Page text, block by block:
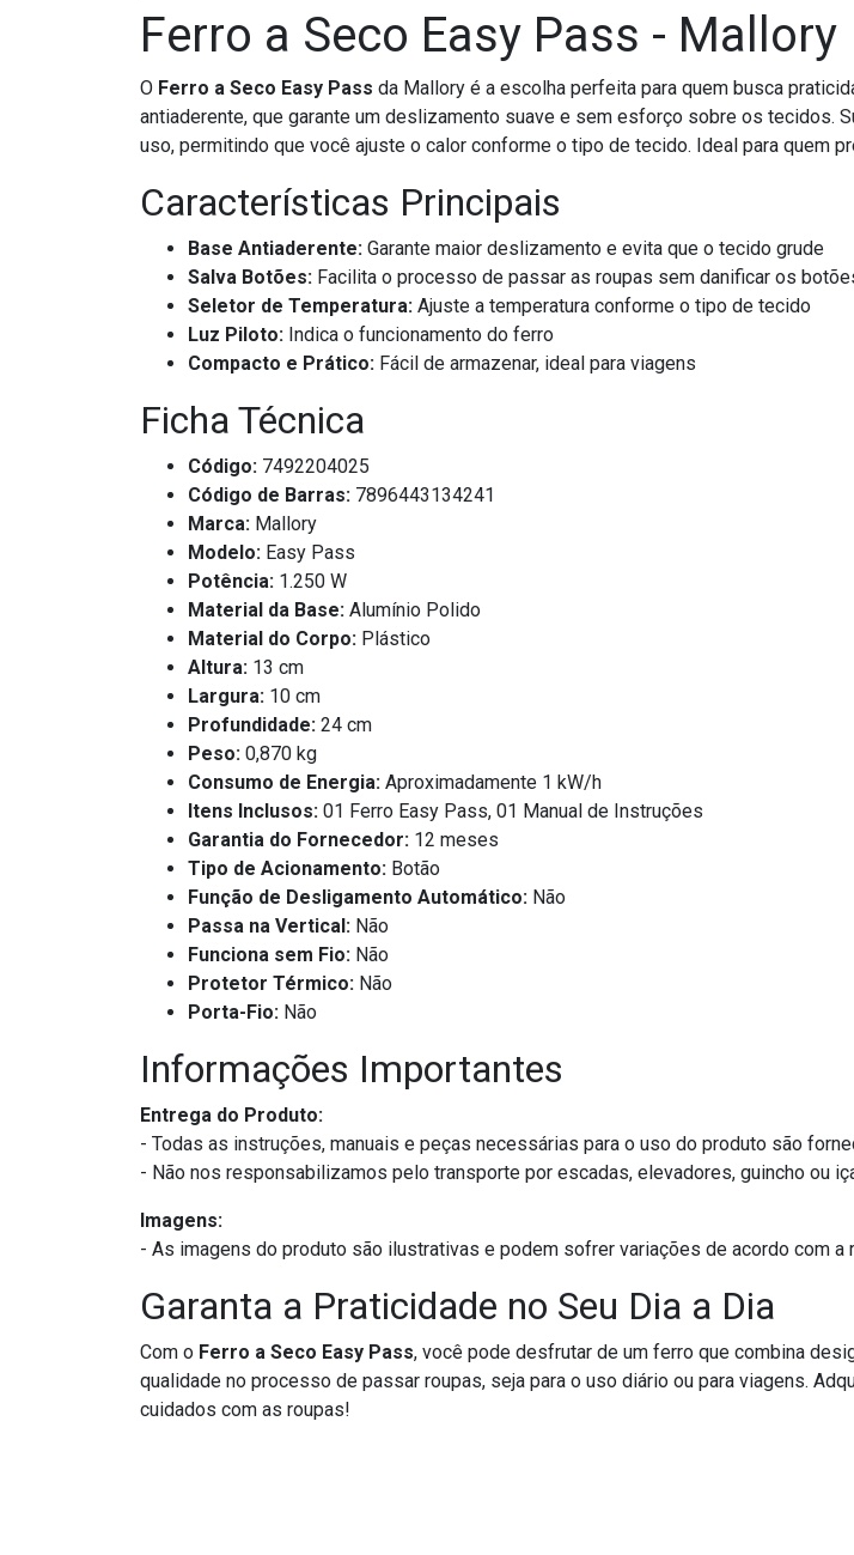
Ferro a Seco Easy Pass - Mallory
O Ferro a Seco Easy Pass da Mallory é a escolha perfeita para quem busca
antiaderente, que garante um deslizamento suave e sem esforço sobre os
uso, permitindo que você ajuste o calor conforme o tipo de tecido. Ideal para quem
Características Principais
Base Antiaderente: Garante maior deslizamento e evita que o tecido grude
Salva Botões: Facilita o processo de passar as roupas sem danificar os
Seletor de Temperatura: Ajuste a temperatura conforme o tipo de tecido
Luz Piloto: Indica o funcionamento do ferro
Compacto e Prático: Fácil de armazenar, ideal para viagens
Ficha Técnica
Código: 7492204025
Código de Barras: 7896443134241
Marca: Mallory
Modelo: Easy Pass
Potência: 1.250 W
Material da Base: Alumínio Polido
Material do Corpo: Plástico
Altura: 13 cm
Largura: 10 cm
Profundidade: 24 cm
Peso: 0,870 kg
Consumo de Energia: Aproximadamente 1 kW/h
Itens Inclusos: 01 Ferro Easy Pass, 01 Manual de Instruções
Garantia do Fornecedor: 12 meses
Tipo de Acionamento: Botão
Função de Desligamento Automático: Não
Passa na Vertical: Não
Funciona sem Fio: Não
Protetor Térmico: Não
Porta-Fio: Não
Informações Importantes
Entrega do Produto:
- Todas as instruções, manuais e peças necessárias para o uso do produto são
- Não nos responsabilizamos pelo transporte por escadas, elevadores, guincho ou
Imagens:
- As imagens do produto são ilustrativas e podem sofrer variações de acordo com a
Garanta a Praticidade no Seu Dia a Dia
Com o Ferro a Seco Easy Pass, você pode desfrutar de um ferro que combina
qualidade no processo de passar roupas, seja para o uso diário ou para viagens.
cuidados com as roupas!